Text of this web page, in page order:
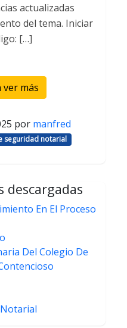
actualizadas
del tema. Iniciar
[…]
más
por manfred
seguridad notarial
descargadas
En El Proceso
Del Colegio De